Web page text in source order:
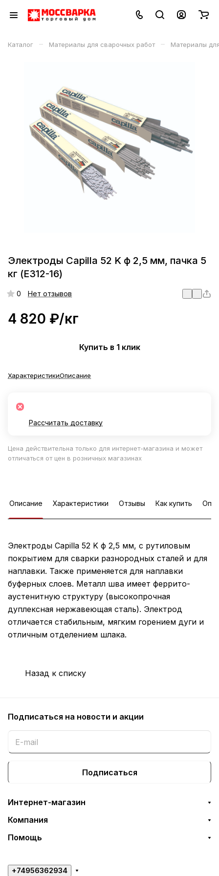
Каталог – Материалы для сварочных работ – Материалы
Электроды Capilla 52 K ф 2,5 мм, пачка 5
кг (E312-16)
0 Нет отзывов
4 820 ₽/кг
Купить в 1 клик
ХарактеристикиОписание
Рассчитать доставку
Цена действительна только для интернет-магазина и может
отличаться от цен в розничных магазинах
Описание Характеристики Отзывы Как купить
Электроды Capilla 52 K ф 2,5 мм, с рутиловым
покрытием для сварки разнородных сталей и для
наплавки. Также применяется для наплавки
буферных слоев. Металл шва имеет феррито-
аустенитную структуру (высокопрочная
дуплексная нержавеющая сталь). Электрод
отличается стабильным, мягким горением дуги и
отличным отделением шлака.
Назад к списку
Подписаться на новости и акции
Подписаться
Интернет-магазин
Компания
Помощь
+74956362934